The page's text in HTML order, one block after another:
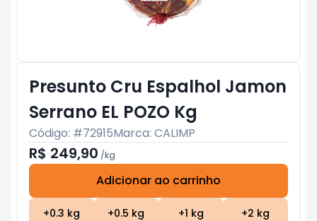
Presunto Cru Espalhol Jamon
Serrano EL POZO Kg
Código: #72915Marca: CALIMP
R$ 249,90 /kg
Adicionar ao carrinho
+0.3 kg +0.5 kg +1 kg +2 kg